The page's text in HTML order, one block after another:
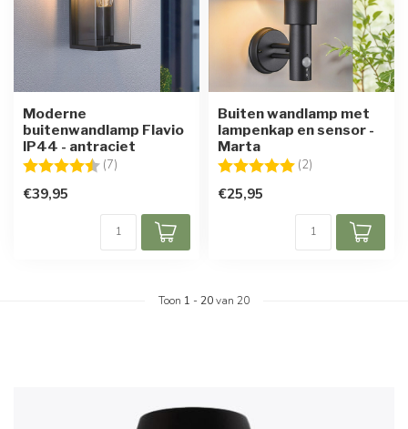
Moderne
buitenwandlamp Flavio
IP44 - antraciet
Beoordeling: (7)
€39,95
Buiten wandlamp met
lampenkap en sensor -
Marta
Beoordeling: (2)
€25,95
Toon 1 - 20van 20